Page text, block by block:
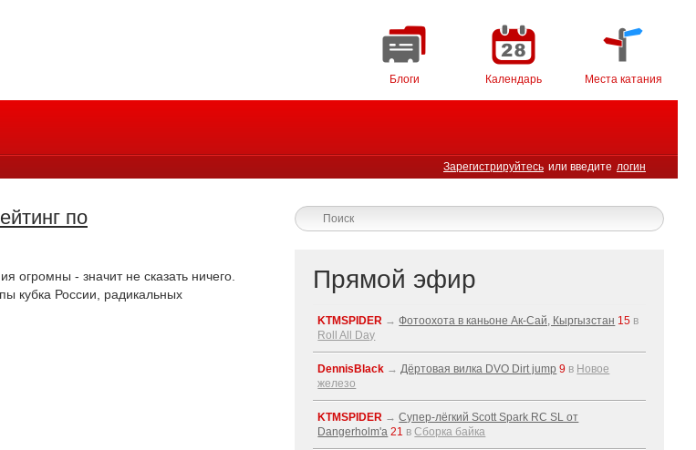
Блоги Календарь Места катания
Зарегистрируйтесь или введите логин
по
огромны - значит не сказать ничего.
кубка России, радикальных
Прямой эфир
KTMSPIDER →Фотоохота в каньоне Ак-Cай, Кыргызстан 15 в
Roll All Day
DennisBlack →Дёртовая вилка DVO Dirt jump 9 в Новое
железо
KTMSPIDER →Супер-лёгкий Scott Spark RC SL от
Dangerholm'a 21 вСборка байка